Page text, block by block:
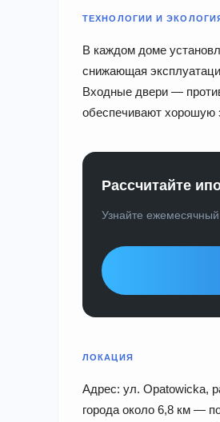
ТЕХНОЛОГИИ И
В каждом доме
снижающая
Входные двери —
обеспечивают хорошую
Рассчитайте
Узнайте
ЛОКАЦИЯ
Адрес: ул. Opatowicka,
города около 6,8 км —